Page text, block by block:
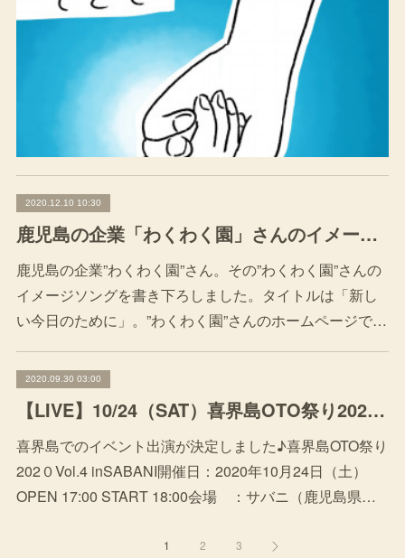
2020.12.10 10:30
鹿児島の企業「わくわく園」さんのイメージソングを書き下ろしました！
鹿児島の企業”わくわく園”さん。その”わくわく園”さんの
イメージソングを書き下ろしました。タイトルは「新し
い今日のために」。”わくわく園”さんのホームページで…
2020.09.30 03:00
【LIVE】10/24（SAT）喜界島OTO祭り202０Vol.4 inSABANI
喜界島でのイベント出演が決定しました♪喜界島OTO祭り
202０Vol.4 inSABANI開催日：2020年10月24日（土）
OPEN 17:00 START 18:00会場 ：サバニ（鹿児島県…
1 2 3